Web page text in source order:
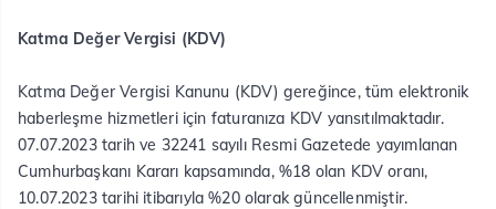
Katma Değer Vergisi (KDV)
Katma Değer Vergisi Kanunu (KDV) gereğince, tüm elektronik
haberleşme hizmetleri için faturanıza KDV yansıtılmaktadır.
07.07.2023 tarih ve 32241 sayılı Resmi Gazetede yayımlanan
Cumhurbaşkanı Kararı kapsamında, %18 olan KDV oranı,
10.07.2023 tarihi itibarıyla %20 olarak güncellenmiştir.​